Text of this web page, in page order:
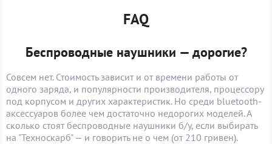
FAQ
Беспроводные наушники — дорогие?
Совсем нет. Стоимость зависит и от времени работы от
одного заряда, и популярности производителя, процессору
под корпусом и других характеристик. Но среди bluetooth-
аксессуаров более чем достаточно недорогих моделей. А
сколько стоят беспроводные наушники б/у, если выбирать
на "Техноскарб" — и говорить не о чем (от 210 гривен).